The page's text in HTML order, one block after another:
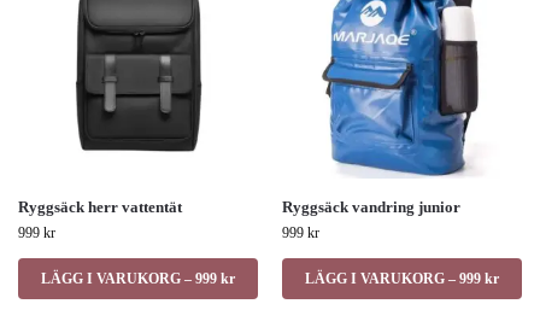
Ryggsäck herr vattentät
999 kr
LÄGG I VARUKORG – 999 kr
Ryggsäck vandring junior
999 kr
LÄGG I VARUKORG – 999 kr